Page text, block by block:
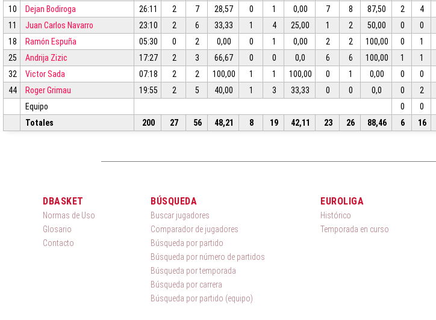
10
Dejan Bodiroga 26:11 2 7 28,57 0 1 0,00 7 8 87,50 2 4
11
Juan Carlos Navarro 23:10 2 6 33,33 1 4 25,00 1 2 50,00 0 0
18
Ramón Espuña 05:30 0 2 0,00 0 1 0,00 2 2 100,00 0 1
25
Andrija Zizic 17:27 2 3 66,67 0 0 0,0 6 6 100,00 1 1
32
Victor Sada 07:18 2 2 100,00 1 1 100,00 0 1 0,00 0 0
44
Roger Grimau 19:55 2 5 40,00 1 3 33,33 0 0 0,0 0 2
Equipo
0 0
Totales
200 27 56 48,21 8 19 42,11 23 26 88,46 6 16
DBASKET
Normas de Uso
Glosario
Contacto
BÚSQUEDA
Buscar jugadores
Comparador de jugadores
Búsqueda por partido
Búsqueda por número de partidos
Búsqueda por temporada
Búsqueda por carrera
Búsqueda por partido (equipo)
EUROLIGA
Histórico
Temporada en curso